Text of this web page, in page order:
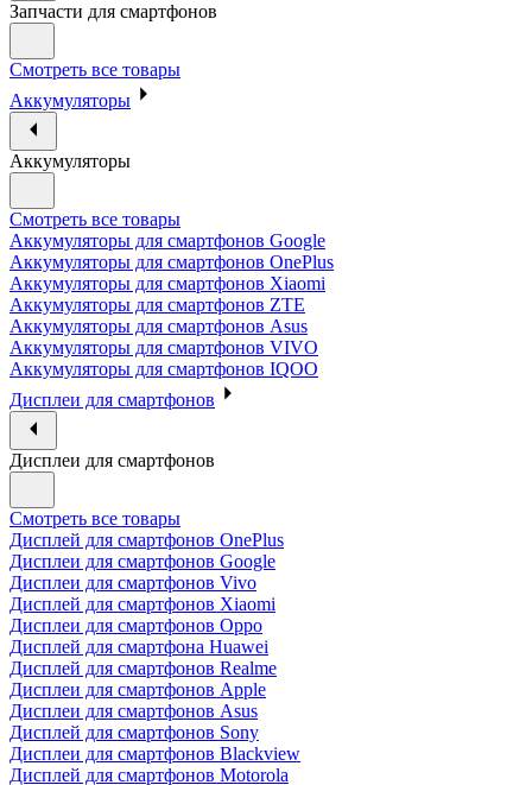
Запчасти для смартфонов
Смотреть все товары
Аккумуляторы
Аккумуляторы
Смотреть все товары
Аккумуляторы для смартфонов Google
Аккумуляторы для смартфонов OnePlus
Аккумуляторы для смартфонов Xiaomi
Аккумуляторы для смартфонов ZTE
Аккумуляторы для cмартфонов Asus
Аккумуляторы для смартфонов VIVO
Аккумуляторы для смартфонов IQOO
Дисплеи для смартфонов
Дисплеи для смартфонов
Смотреть все товары
Дисплей для смартфонов OnePlus
Дисплеи для смартфонов Google
Дисплеи для смартфонов Vivo
Дисплей для смартфонов Xiaomi
Дисплеи для смартфонов Oppo
Дисплей для смартфона Huawei
Дисплей для смартфонов Realme
Дисплеи для смартфонов Apple
Дисплеи для смартфонов Asus
Дисплей для смартфонов Sony
Дисплеи для смартфонов Blackview
Дисплей для смартфонов Motorola